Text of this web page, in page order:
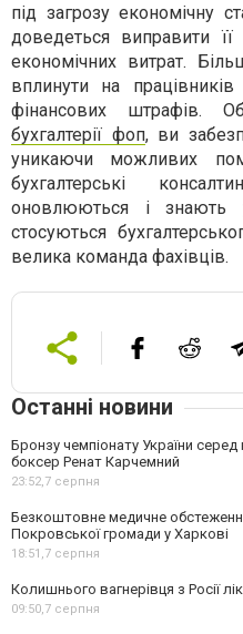
під загрозу економічну
доведеться виправити
економічних витрат.
вплинути на
фінансових штрафів.
бухгалтерії фоп, ви
уникаючи можливих
бухгалтерські
оновлюються і знають
стосуються
велика команда фахівців.
Останні новини
Бронзу чемпіонату України
боксер Ренат Карчемний
23:52,7 серпня
Безкоштовне медичне
Покровської громади у Харкові
18:51,7 серпня
Колишнього вагнерівця з Росії
09:50,7 серпня